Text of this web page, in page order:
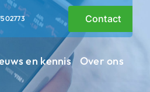
Contact
en kennis Over ons